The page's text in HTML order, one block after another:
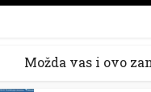
Možda vas i ovo